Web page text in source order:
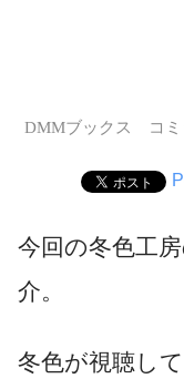
DMMブックス コミ
今回の冬色工
介。
冬色が視聴し